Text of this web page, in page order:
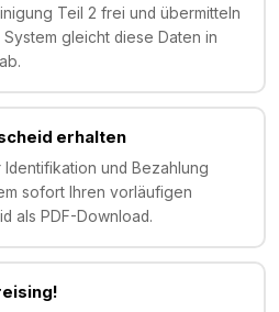
Teil 2 frei und übermitteln
gleicht diese Daten in
erhalten
und Bezahlung
sofort Ihren vorläufigen
als PDF-Download.